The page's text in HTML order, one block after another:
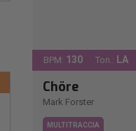
BPM: 130 Ton.: LA
Chöre
Mark Forster
MULTITRACCIA